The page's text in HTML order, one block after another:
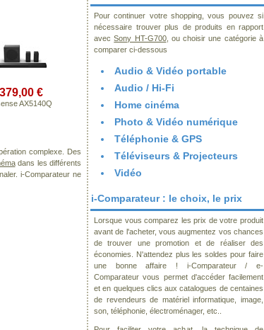
379,00 €
AX5140Q
complexe. Des
dans les différents
i-Comparateur ne
Pour continuer votre shopping, vous pouvez si
nécessaire trouver plus de produits en rapport
avecSony HT-G700, ou choisir une catégorie à
comparer ci-dessous
Audio & Vidéo portable
Audio / Hi-Fi
Home cinéma
Photo & Vidéo numérique
Téléphonie & GPS
Téléviseurs & Projecteurs
Vidéo
i-Comparateur : le choix, le prix
Lorsque vous comparez les prix de votre produit
avant de l'acheter, vous augmentez vos chances
de trouver une promotion et de réaliser des
économies. N'attendez plus les soldes pour faire
une bonne affaire ! i-Comparateur / e-
Comparateur vous permet d'accéder facilement
et en quelques clics aux catalogues de centaines
de revendeurs de matériel informatique, image,
son, téléphonie, électroménager, etc..